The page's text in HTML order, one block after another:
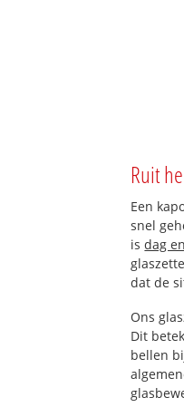
Ruit
Een
snel
isdag
dat de
Ons
Dit
bellen